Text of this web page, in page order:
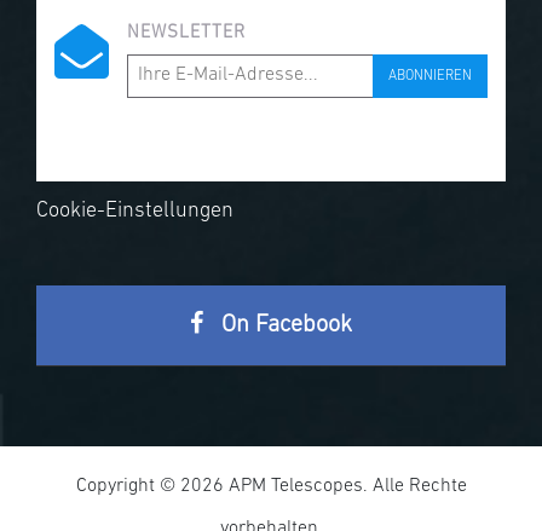
NEWSLETTER
ABONNIEREN
Cookie-Einstellungen
On Facebook
Copyright © 2026 APM Telescopes. Alle Rechte